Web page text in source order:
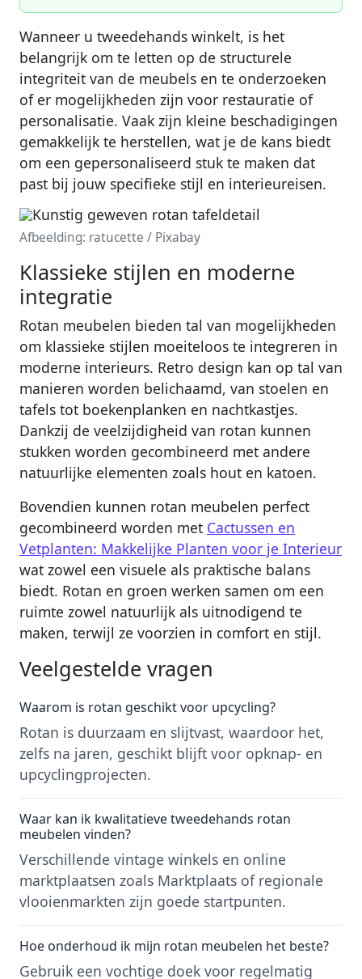
Wanneer u tweedehands winkelt, is het
belangrijk om te letten op de structurele
integriteit van de meubels en te onderzoeken
of er mogelijkheden zijn voor restauratie of
personalisatie. Vaak zijn kleine beschadigingen
gemakkelijk te herstellen, wat je de kans biedt
om een gepersonaliseerd stuk te maken dat
past bij jouw specifieke stijl en interieureisen.
Afbeelding: ratucette / Pixabay
Klassieke stijlen en moderne
integratie
Rotan meubelen bieden tal van mogelijkheden
om klassieke stijlen moeiteloos te integreren in
moderne interieurs. Retro design kan op tal van
manieren worden belichaamd, van stoelen en
tafels tot boekenplanken en nachtkastjes.
Dankzij de veelzijdigheid van rotan kunnen
stukken worden gecombineerd met andere
natuurlijke elementen zoals hout en katoen.
Bovendien kunnen rotan meubelen perfect
gecombineerd worden met Cactussen en
Vetplanten: Makkelijke Planten voor je Interieur
wat zowel een visuele als praktische balans
biedt. Rotan en groen werken samen om een
ruimte zowel natuurlijk als uitnodigend te
maken, terwijl ze voorzien in comfort en stijl.
Veelgestelde vragen
Waarom is rotan geschikt voor upcycling?
Rotan is duurzaam en slijtvast, waardoor het,
zelfs na jaren, geschikt blijft voor opknap- en
upcyclingprojecten.
Waar kan ik kwalitatieve tweedehands rotan
meubelen vinden?
Verschillende vintage winkels en online
marktplaatsen zoals Marktplaats of regionale
vlooienmarkten zijn goede startpunten.
Hoe onderhoud ik mijn rotan meubelen het beste?
Gebruik een vochtige doek voor regelmatig